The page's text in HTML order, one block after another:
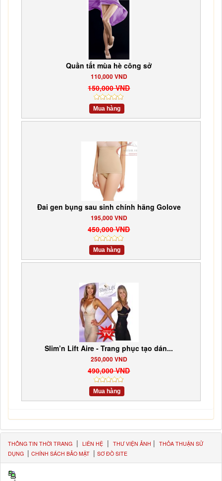
Quần tất mùa hè công sở
110,000 VND
150,000 VND
Mua hàng
Đai gen bụng sau sinh chính hãng Golove
195,000 VND
450,000 VND
Mua hàng
Slim’n Lift Aire - Trang phục tạo dán...
250,000 VND
490,000 VND
Mua hàng
THÔNG TIN THỜI TRANG | LIÊN HỆ | THƯ VIỆN ẢNH | THỎA THUẬN SỬ
DỤNG | CHÍNH SÁCH BẢO MẬT | SƠ ĐỒ SITE